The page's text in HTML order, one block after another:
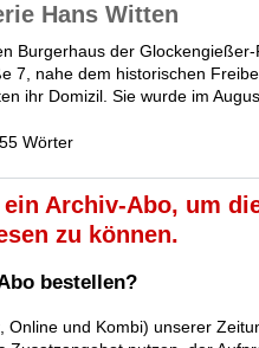
Hans Witten
Burgerhaus der
7, nahe dem historischen
ihr Domizil. Sie wurde im
Wörter
Archiv-Abo, um
zu können.
bestellen?
Online und Kombi) unserer